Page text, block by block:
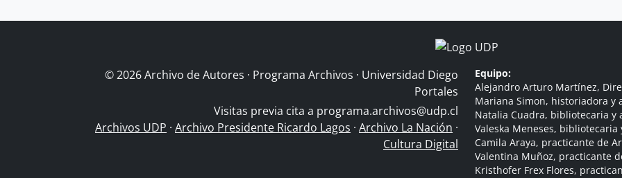
© 2026 Archivo de Autores · Programa Archivos · Universidad Diego
Portales
Visitas previa cita a programa.archivos@udp.cl
Archivos UDP · Archivo Presidente Ricardo Lagos · Archivo La Nación ·
Cultura Digital
Equipo:
Alejandro Arturo Martínez,
Mariana Simon, historiadora y
Natalia Cuadra, bibliotecaria y
Valeska Meneses, bibliotecaria
Camila Araya, practicante de
Valentina Muñoz, practicante
Kristhofer Frex Flores,